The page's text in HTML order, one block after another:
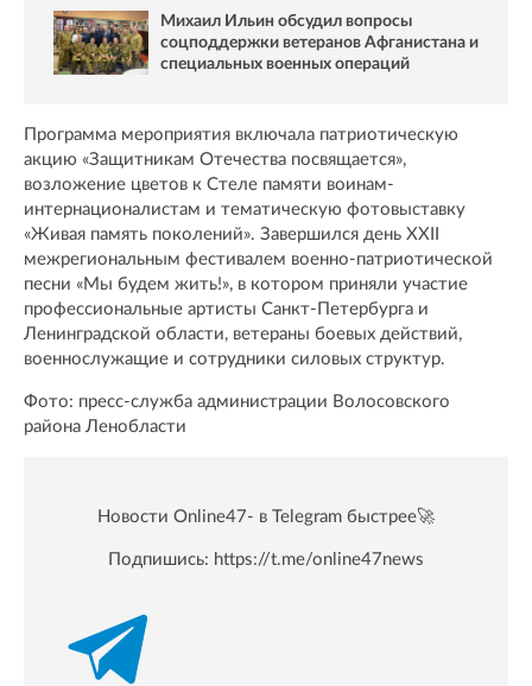
Михаил Ильин обсудил вопросы
соцподдержки ветеранов Афганистана и
специальных военных операций
Программа мероприятия включала патриотическую
акцию «Защитникам Отечества посвящается»,
возложение цветов к Стеле памяти воинам-
интернационалистам и тематическую фотовыставку
«Живая память поколений». Завершился день XXII
межрегиональным фестивалем военно-патриотической
песни «Мы будем жить!», в котором приняли участие
профессиональные артисты Санкт-Петербурга и
Ленинградской области, ветераны боевых действий,
военнослужащие и сотрудники силовых структур.
Фото: пресс-служба администрации Волосовского
района Ленобласти
Новости Online47- в Telegram быстрее🚀
Подпишись: https://t.me/online47news